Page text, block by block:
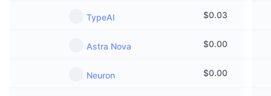
TypeAI $0.03
Astra Nova $0.00
Neuron $0.00